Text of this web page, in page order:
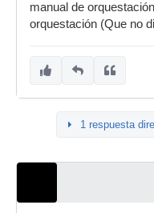
manual de
orquestación (Que no
1 respuesta